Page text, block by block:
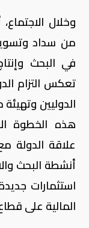
وخلال
من سداد
في البحث
تعكس التزام
الدوليين
هذه الخطوة
علاقة الدولة
أنشطة البحث
استثمارات
المالية على